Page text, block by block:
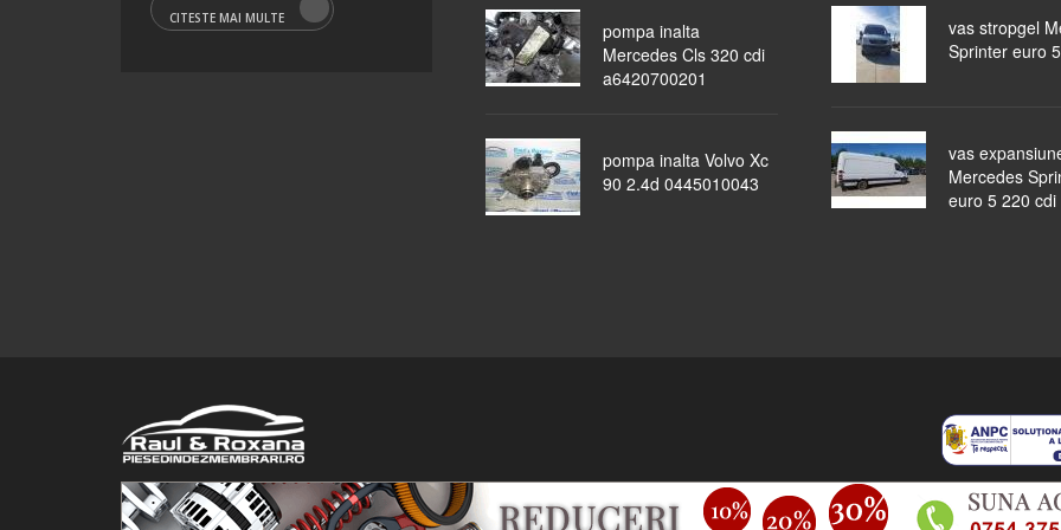
CITESTE MAI MULTE
pompa inalta
Mercedes Cls 320 cdi
a6420700201
pompa inalta Volvo Xc
90 2.4d 0445010043
vas stropgel
Sprinter euro
vas
Mercedes
euro 5 220 cdi
© 2016 Raul&Roxana SRL. Toate drepturile rezervate. piese auto masini dezmembrate ocazii lichidari